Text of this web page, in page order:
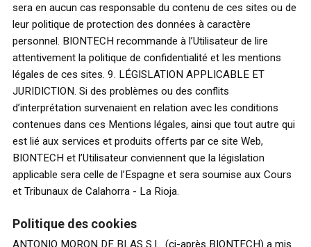
sera en aucun cas responsable du contenu de ces sites ou de
leur politique de protection des données à caractère
personnel. BIONTECH recommande à l’Utilisateur de lire
attentivement la politique de confidentialité et les mentions
légales de ces sites. 9. LÉGISLATION APPLICABLE ET
JURIDICTION. Si des problèmes ou des conflits
d’interprétation survenaient en relation avec les conditions
contenues dans ces Mentions légales, ainsi que tout autre qui
est lié aux services et produits offerts par ce site Web,
BIONTECH et l’Utilisateur conviennent que la législation
applicable sera celle de l’Espagne et sera soumise aux Cours
et Tribunaux de Calahorra - La Rioja.
Politique des cookies
ANTONIO MORON DE BLAS S.L. (ci-après BIONTECH) a mis